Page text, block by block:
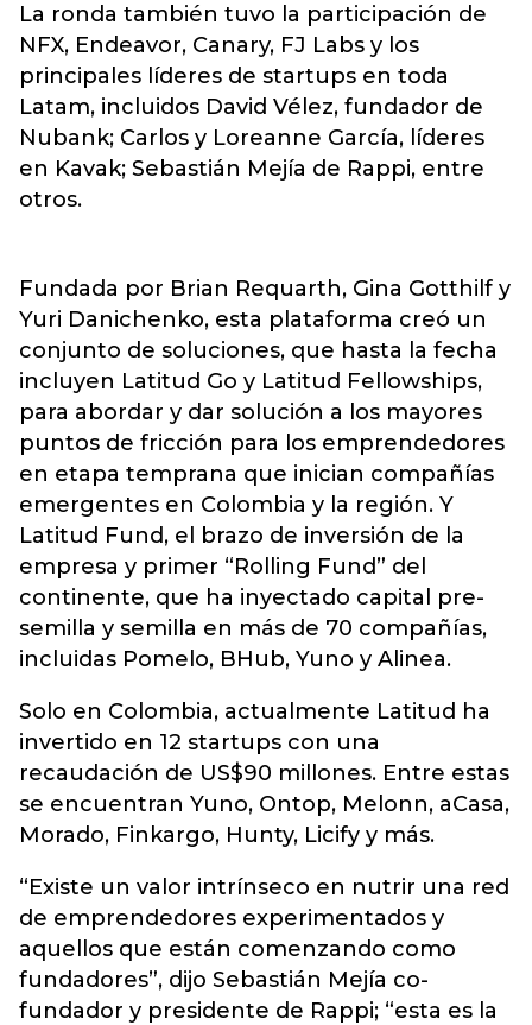
La ronda también tuvo la participación de
NFX, Endeavor, Canary, FJ Labs y los
principales líderes de startups en toda
Latam, incluidos David Vélez, fundador de
Nubank; Carlos y Loreanne García, líderes
en Kavak; Sebastián Mejía de Rappi, entre
otros.
Fundada por Brian Requarth, Gina Gotthilf y
Yuri Danichenko, esta plataforma creó un
conjunto de soluciones, que hasta la fecha
incluyen Latitud Go y Latitud Fellowships,
para abordar y dar solución a los mayores
puntos de fricción para los emprendedores
en etapa temprana que inician compañías
emergentes en Colombia y la región. Y
Latitud Fund, el brazo de inversión de la
empresa y primer “Rolling Fund” del
continente, que ha inyectado capital pre-
semilla y semilla en más de 70 compañías,
incluidas Pomelo, BHub, Yuno y Alinea.
Solo en Colombia, actualmente Latitud ha
invertido en 12 startups con una
recaudación de US$90 millones. Entre estas
se encuentran Yuno, Ontop, Melonn, aCasa,
Morado, Finkargo, Hunty, Licify y más.
“Existe un valor intrínseco en nutrir una red
de emprendedores experimentados y
aquellos que están comenzando como
fundadores”, dijo Sebastián Mejía co-
fundador y presidente de Rappi; “esta es la